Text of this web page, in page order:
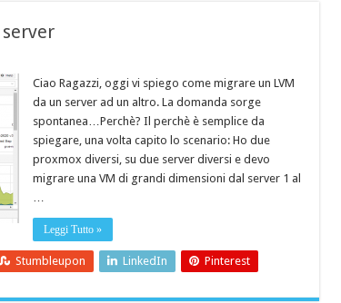
Ciao Ragazzi, oggi vi spiego come migrare un LVM
da un server ad un altro. La domanda sorge
spontanea…Perchè? Il perchè è semplice da
spiegare, una volta capito lo scenario: Ho due
proxmox diversi, su due server diversi e devo
migrare una VM di grandi dimensioni dal server 1 al
…
Leggi Tutto »
Stumbleupon LinkedIn Pinterest